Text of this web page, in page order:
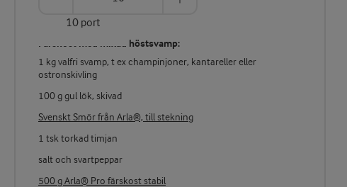
10 port
Färskost med mixad höstsvamp:
1 kg valfri svamp, t ex champinjoner, kantareller eller
ostronskivling
100 g gul lök, skivad
Svenskt Smör från Arla®, till stekning
1 tsk torkad timjan
salt och svartpeppar
500 g Arla® Pro färskost stabil